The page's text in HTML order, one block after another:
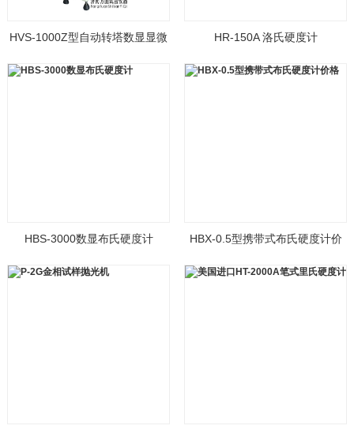
HVS-1000Z型自动转塔数显显微
HR-150A 洛氏硬度计
HBS-3000数显布氏硬度计
HBX-0.5型携带式布氏硬度计价